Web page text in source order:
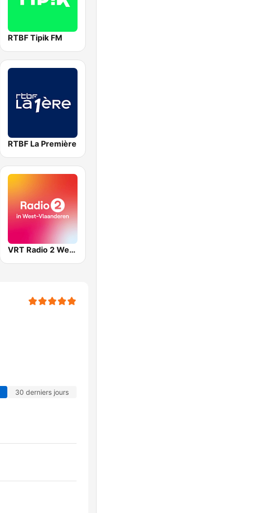
RTBF Tipik FM
RTBF La Première
VRT Radio 2 West-Vlaanderen
30 derniers jours